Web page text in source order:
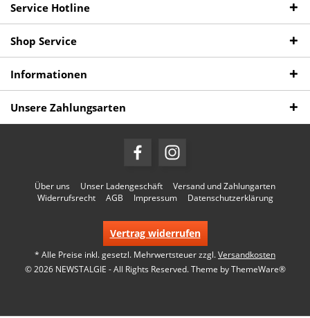
Service Hotline
Shop Service
Informationen
Unsere Zahlungsarten
Über uns Unser Ladengeschäft
Versand und Zahlungarten
Widerrufsrecht
AGB Impressum Datenschutzerklärung
Vertrag widerrufen
* Alle Preise inkl. gesetzl. Mehrwertsteuer zzgl.Versandkosten
© 2026 NEWSTALGIE - All Rights Reserved. Theme byThemeWare®